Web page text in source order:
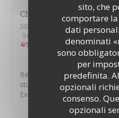
sito, che
comportare
dati
denominati
sono
per
predefinita.
opzionali
consenso.
opzionali
Christian
2026-08-01
- 20:45 - Ospiti 7
Servizio
Atmosfera:5/5
4/5
Been going to to the Picolo
studied in Southampton and it
Excellent food and service!!